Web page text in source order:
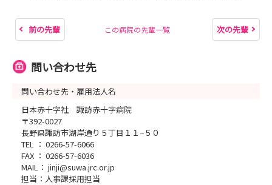
前の先輩 この病院の先輩一覧 次の先輩
問い合わせ先
問い合わせ先・雇用法人名
日本赤十字社 諏訪赤十字病院
〒392-0027
長野県諏訪市湖岸通り５丁目１１−５０
TEL ： 0266-57-6066
FAX ： 0266-57-6036
MAIL： jinji@suwa.jrc.or.jp
担当：人事課採用担当